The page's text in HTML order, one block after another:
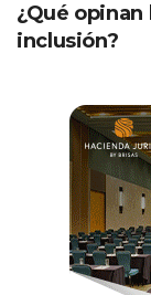
¿Qué opinan
inclusión?